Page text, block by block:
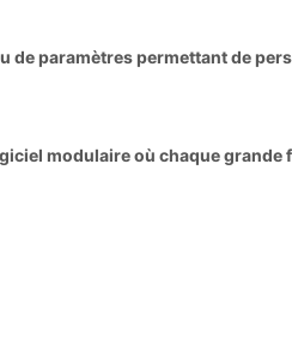
de paramètres permettant de
modulaire où chaque